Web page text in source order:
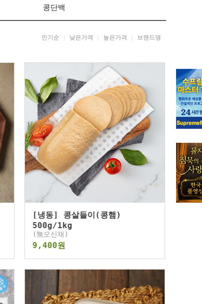
콩단백
인기순 낮은가격 높은가격 브랜드명
[냉동] 콩살들이(콩햄)
500g/1kg
(無오신채)
9,400원